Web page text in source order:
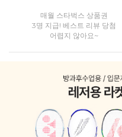
매월 스타벅스 상품권
3명 지급! 베스트 리뷰 당첨
어렵지 않아요~